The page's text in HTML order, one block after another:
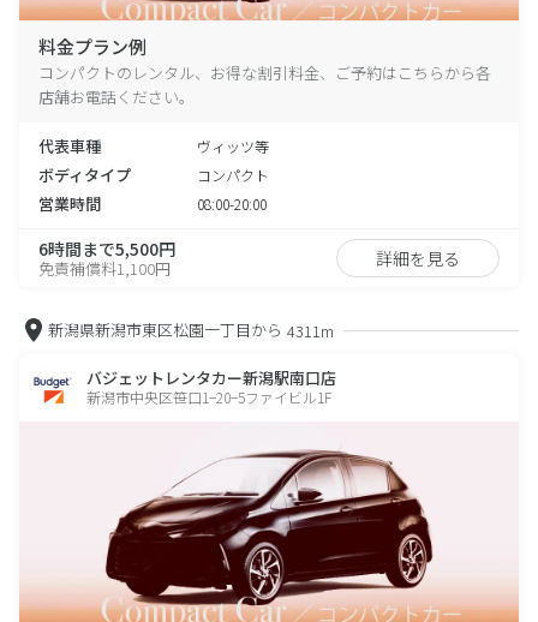
料金プラン例
コンパクトのレンタル、お得な割引料金、ご予約はこちらから各
店舗お電話ください。
代表車種 ヴィッツ等
ボディタイプ コンパクト
営業時間 08:00-20:00
6時間まで5,500円
免責補償料1,100円 詳細を見る
新潟県新潟市東区松園一丁目から 4311m
バジェットレンタカー新潟駅南口店
新潟市中央区笹口1−20−5ファイビル1F